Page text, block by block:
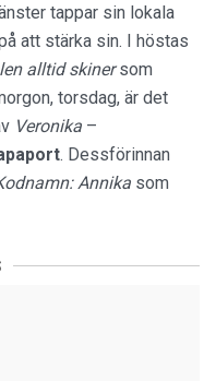
tappar sin lokala
att stärka sin. I höstas
alltid skinersom
torsdag, är det
Veronika –
. Dessförinnan
Annika som